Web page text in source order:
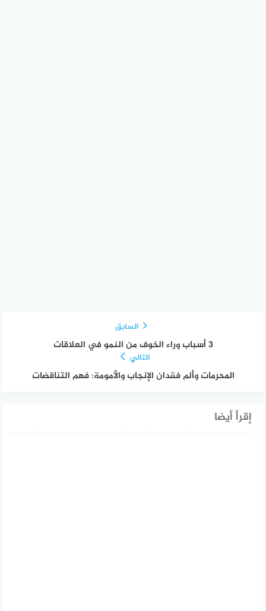
السابق
3 أسباب وراء الخوف من النمو في العلاقات
التالي
المحرمات وألم فقدان الإنجاب والأمومة: فهم التناقضات
إقرأ أيضا